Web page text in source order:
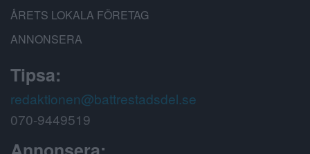
ÅRETS LOKALA FÖRETAG
ANNONSERA
Tipsa:
redaktionen@battrestadsdel.se
070-9449519